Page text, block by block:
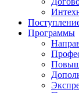
Программы